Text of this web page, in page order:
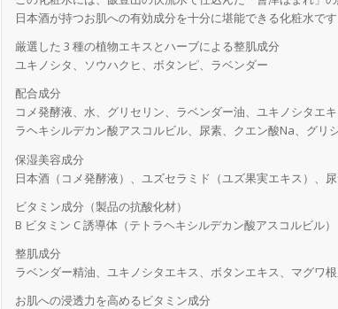
日本酒が持つお肌への有効成分を十分に堪能できる化粧水です
厳選した 3 種の植物エキスとハーブによる整肌成分
ユキノシタ、ソウハクヒ、ボタンピ、ラベンダー
配合成分
コメ発酵液、水、グリセリン、ラベンダー油、ユキノシタエ
ラヘキシルデカン酸アスコルビル、尿素、クエン酸Na、グリ
保湿美容成分
日本酒（コメ発酵液）、ユズセラミド（ユズ果実エキス）、
ビタミン成分（製品の抗酸化材）
B ビタミン C 誘導体（テトラヘキシルデカン酸アスコルビル）
整肌成分
ラベンダー精油、ユキノシタエキス、ボタンエキス、マグワ
お肌への浸透力を高めるビタミン成分